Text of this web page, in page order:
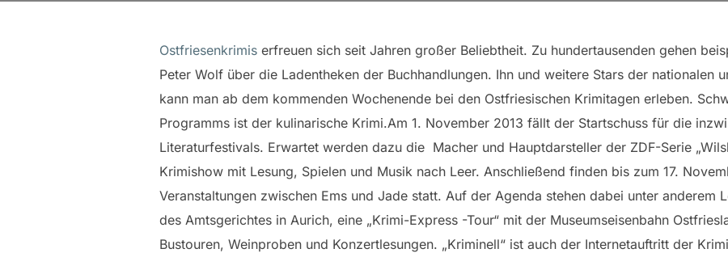
Ostfriesenkrimis erfreuen sich seit Jahren großer Beliebtheit. Zu hundertausenden gehen
Peter Wolf über die Ladentheken der Buchhandlungen. Ihn und weitere Stars der nationalen
kann man ab dem kommenden Wochenende bei den Ostfriesischen Krimitagen erleben.
Programms ist der kulinarische Krimi.Am 1. November 2013 fällt der Startschuss für die
Literaturfestivals. Erwartet werden dazu die Macher und Hauptdarsteller der ZDF-Serie
Krimishow mit Lesung, Spielen und Musik nach Leer. Anschließend finden bis zum 17.
Veranstaltungen zwischen Ems und Jade statt. Auf der Agenda stehen dabei unter anderem
des Amtsgerichtes in Aurich, eine „Krimi-Express -Tour“ mit der Museumseisenbahn
Bustouren, Weinproben und Konzertlesungen. „Kriminell“ ist auch der Internetauftritt der